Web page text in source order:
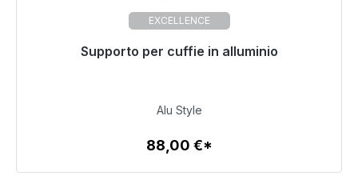
EXCELLENCE
Supporto per cuffie in alluminio
Pronto per la spedizione immediata, tempo di
88,00 €
Dettagli
Alu Style
88,00 €*